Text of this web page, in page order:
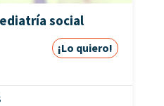
social
¡Lo quiero!